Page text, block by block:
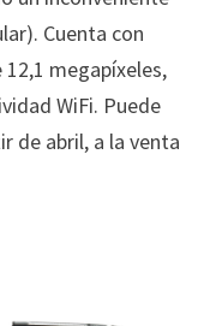
Cuenta con
megapíxeles,
WiFi. Puede
de abril, a la venta